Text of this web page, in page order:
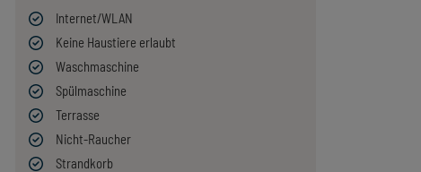
Internet/WLAN
Keine Haustiere erlaubt
Waschmaschine
Spülmaschine
Terrasse
Nicht-Raucher
Strandkorb